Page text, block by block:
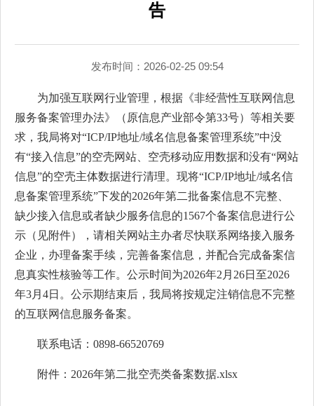
告
发布时间：2026-02-25 09:54
为加强互联网行业管理，根据《非经营性互联网信息
服务备案管理办法》（原信息产业部令第33号）等相关要
求，我局将对“ICP/IP地址/域名信息备案管理系统”中没
有“接入信息”的空壳网站、空壳移动应用数据和没有“网站
信息”的空壳主体数据进行清理。现将“ICP/IP地址/域名信
息备案管理系统”下发的2026年第二批备案信息不完整、
缺少接入信息或者缺少服务信息的1567个备案信息进行公
示（见附件），请相关网站主办者尽快联系网络接入服务
企业，办理备案手续，完善备案信息，并配合完成备案信
息真实性核验等工作。公示时间为2026年2月26日至2026
年3月4日。公示期结束后，我局将按规定注销信息不完整
的互联网信息服务备案。
联系电话：0898-66520769
附件： 2026年第二批空壳类备案数据.xlsx